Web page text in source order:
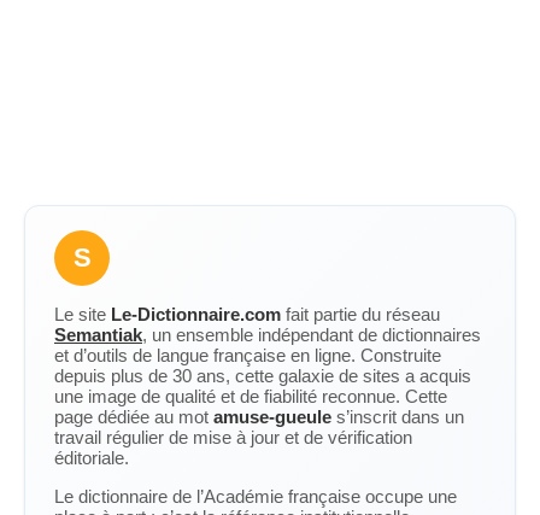
S
Le site Le-Dictionnaire.com fait partie du réseau
Semantiak, un ensemble indépendant de dictionnaires
et d’outils de langue française en ligne. Construite
depuis plus de 30 ans, cette galaxie de sites a acquis
une image de qualité et de fiabilité reconnue. Cette
page dédiée au mot amuse-gueule s’inscrit dans un
travail régulier de mise à jour et de vérification
éditoriale.
Le dictionnaire de l’Académie française occupe une